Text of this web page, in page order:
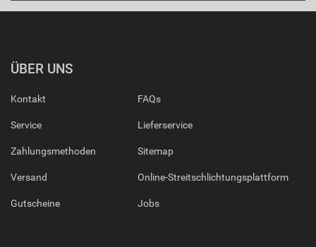
ÜBER UNS
Kontakt
Service
Zahlungsmethoden
Versand
Gutscheine
FAQs
Lieferservice
Sitemap
Online-Streitschlichtungsplattform
Jobs